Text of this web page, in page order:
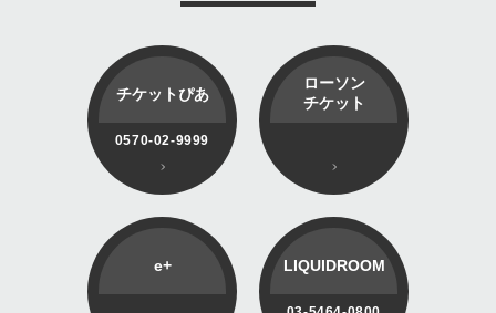
チケットぴあ
0570-02-9999
ローソン
チケット
e+ LIQUIDROOM